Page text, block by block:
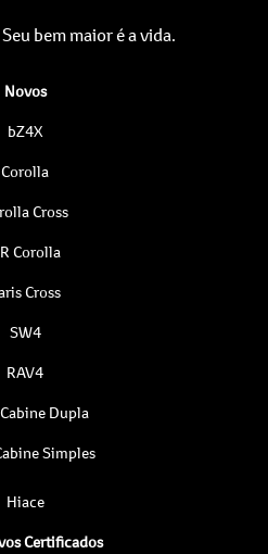
bem maior é a vida.
Novos
bZ4X
Corolla
Cross
Corolla
Cross
SW4
RAV4
Dupla
Simples
Hiace
Certificados